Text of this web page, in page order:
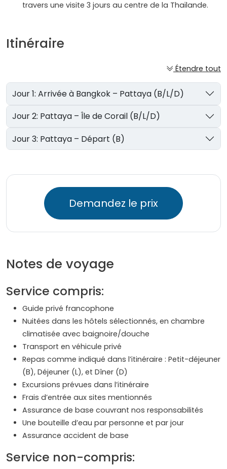
travers une visite 3 jours au centre de la Thaïlande.
Itinéraire
Étendre tout
Jour 1: Arrivée à Bangkok – Pattaya (B/L/D)
Jour 2: Pattaya – Île de Corail (B/L/D)
Jour 3: Pattaya – Départ (B)
Demandez le prix
Notes de voyage
Service compris:
Guide privé francophone
Nuitées dans les hôtels sélectionnés, en chambre
climatisée avec baignoire/douche
Transport en véhicule privé
Repas comme indiqué dans l’itinéraire : Petit-déjeuner
(B), Déjeuner (L), et Dîner (D)
Excursions prévues dans l’itinéraire
Frais d’entrée aux sites mentionnés
Assurance de base couvrant nos responsabilités
Une bouteille d’eau par personne et par jour
Assurance accident de base
Service non-compris: